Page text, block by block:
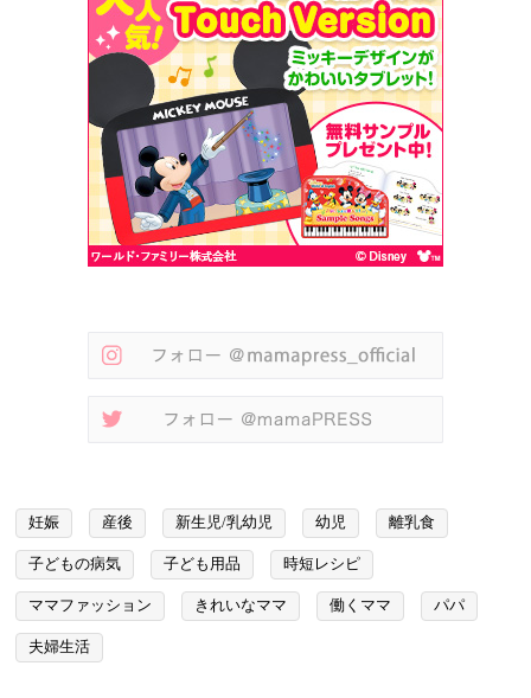
妊娠 産後 新生児/乳幼児 幼児 離乳食
子どもの病気 子ども用品 時短レシピ
ママファッション きれいなママ 働くママ パパ
夫婦生活